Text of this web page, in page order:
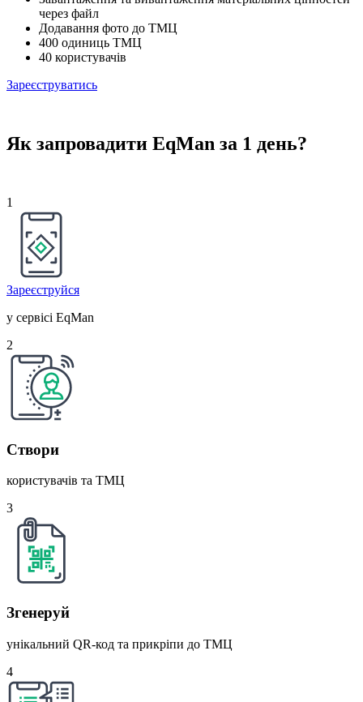
через файл
Додавання фото до ТМЦ
400 одиниць ТМЦ
40 користувачів
Зареєструватись
Як запровадити EqMan за 1 день?
1
Зареєструйся
у сервісі EqMan
2
Створи
користувачів та ТМЦ
3
Згенеруй
унікальний QR-код та прикріпи до ТМЦ
4